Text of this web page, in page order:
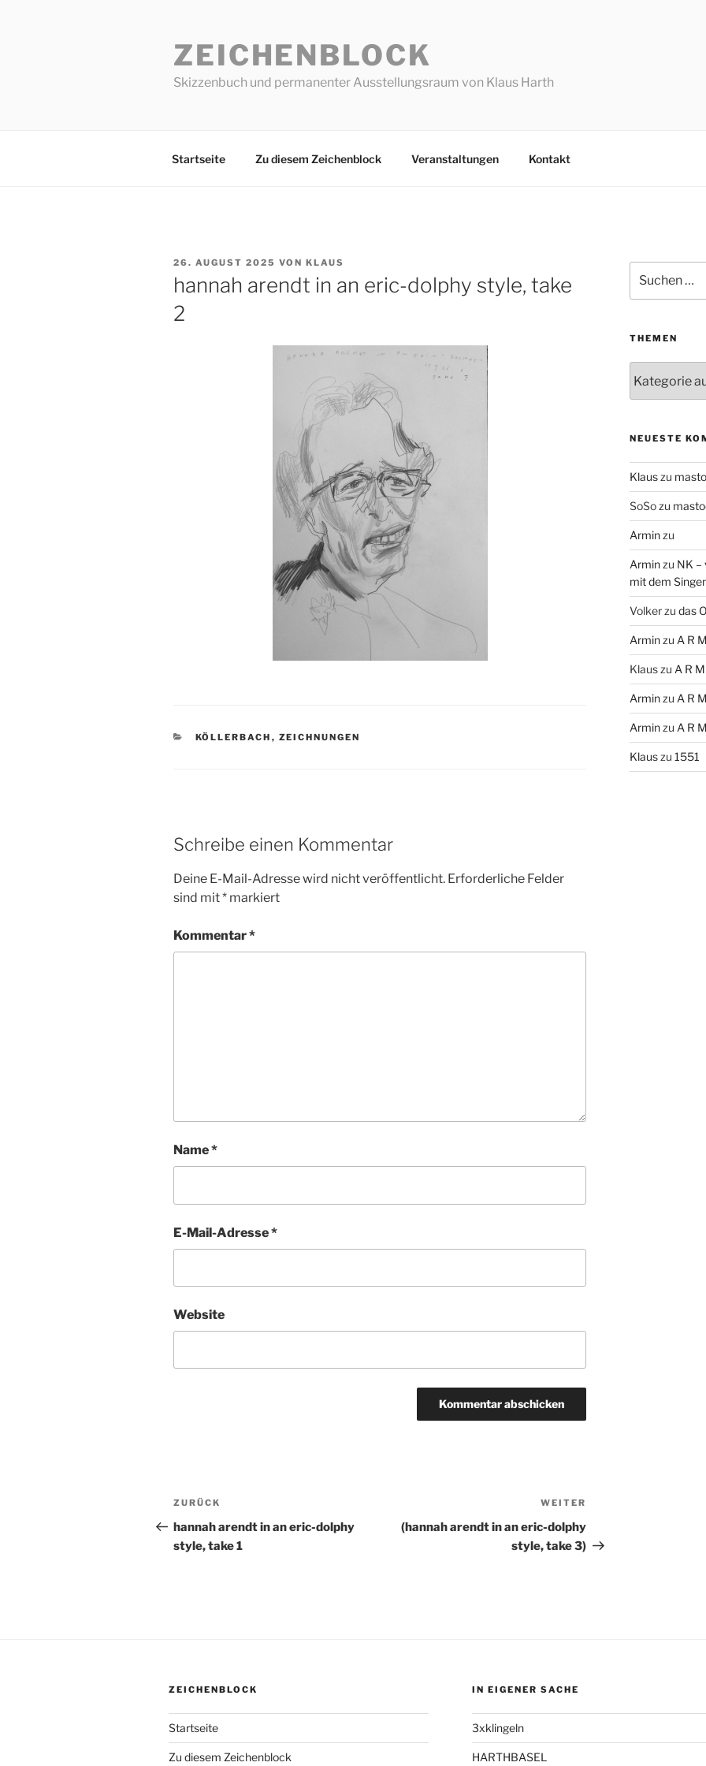
ZEICHENBLOCK
Skizzenbuch und permanenter Ausstellungsraum von Klaus Harth
Startseite Zu diesem Zeichenblock Veranstaltungen Kontakt
VERÖFFENTLICHT
AM
26. AUGUST 2025 VON KLAUS
hannah arendt in an eric-dolphy style, take
2
KATEGORIEN
KÖLLERBACH , ZEICHNUNGEN
Schreibe einen Kommentar
Deine E-Mail-Adresse wird nicht veröffentlicht. Erforderliche Felder
sind mit* markiert
Kommentar*
Name*
E-Mail-Adresse*
Website
Beitragsnavigation
Vorheriger
Beitrag
ZURÜCK
hannah arendt in an eric-dolphy
style, take 1
WEITER
(hannah arendt in an eric-dolphy
style, take 3)
nach:
THEMEN
NEUESTE
Klauszu
SoSozu
Arminzu
Arminzu NK –
mit dem
Volkerzu das
Arminzu A R
Klauszu A R
Arminzu A R
Arminzu A R
Klauszu 1551
ZEICHENBLOCK
Startseite
Zu diesem Zeichenblock
IN EIGENER SACHE
3xklingeln
HARTHBASEL